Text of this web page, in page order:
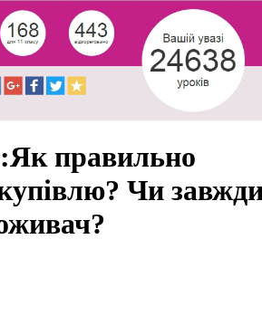
правильно
Чи